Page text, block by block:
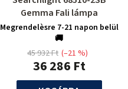
Gemma Fali lámpa
Megrendelèsre 7-21 napon belül
🚚
36 286 Ft
45 932 Ft (–21 %)